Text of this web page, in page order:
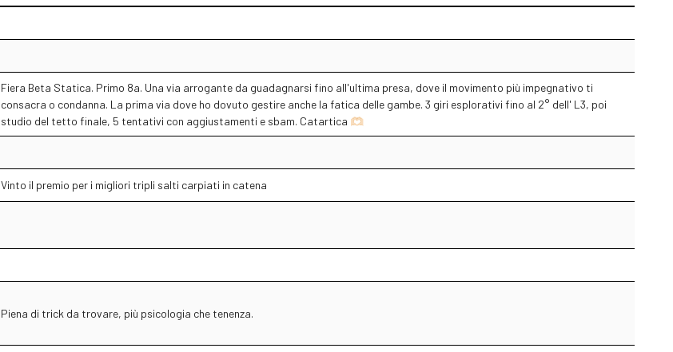
Fiera Beta Statica. Primo 8a. Una via arrogante da guadagnarsi fino all'ultima presa, dove il movimento più impegnativo ti
consacra o condanna. La prima via dove ho dovuto gestire anche la fatica delle gambe. 3 giri esplorativi fino al 2° dell' L3, poi
studio del tetto finale, 5 tentativi con aggiustamenti e sbam. Catartica 🫶🏻
Vinto il premio per i migliori tripli salti carpiati in catena
Piena di trick da trovare, più psicologia che tenenza.